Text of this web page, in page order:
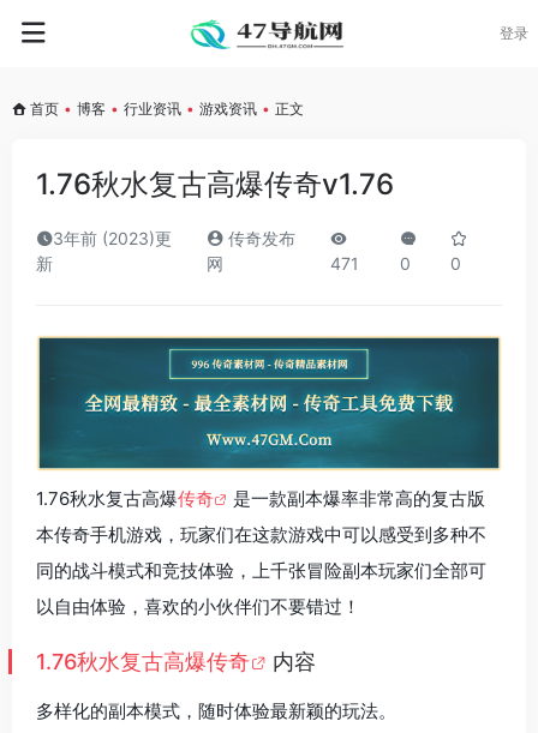
登录
首页 • 博客 • 行业资讯 • 游戏资讯 • 正文
1.76秋水复古高爆传奇v1.76
3年前 (2023)更
新
传奇发布
网
471 0 0
1.76秋水复古高爆传奇
是一款副本爆率非常高的复古版
本传奇手机游戏，玩家们在这款游戏中可以感受到多种不
同的战斗模式和竞技体验，上千张冒险副本玩家们全部可
以自由体验，喜欢的小伙伴们不要错过！
1.76秋水复古高爆传奇 内容
多样化的副本模式，随时体验最新颖的玩法。